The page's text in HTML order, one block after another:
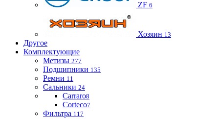
ZF 6
Хозяин 13
Другое
Комплектующие
Метизы 277
Подшипники 135
Ремни 11
Сальники 24
Carraro8
Corteco7
Фильтра 117